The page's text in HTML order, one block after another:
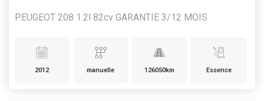
PEUGEOT 208 1.2l 82cv GARANTIE 3/12 MOIS
2012 manuelle 126050km Essence